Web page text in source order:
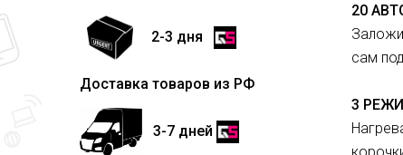
2-3 дня
Доставка товаров из РФ
3-7 дней
20
сам
3